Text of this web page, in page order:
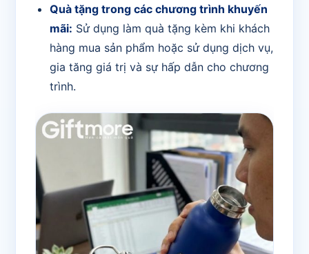
Quà tặng trong các chương trình khuyến
mãi: Sử dụng làm quà tặng kèm khi khách
hàng mua sản phẩm hoặc sử dụng dịch vụ,
gia tăng giá trị và sự hấp dẫn cho chương
trình.